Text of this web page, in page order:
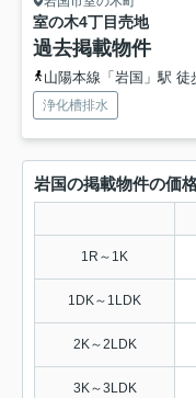
室の木4丁目売地
過去掲載物件
山陽本線「岩国」駅 徒
浄化槽排水
岩国の掲載物件の価
1R～1K
1DK～1LDK
2K～2LDK
3K～3LDK